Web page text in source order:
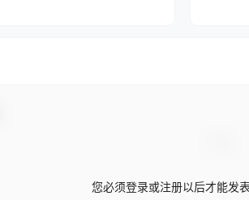
您必须登录或注册以后才能发